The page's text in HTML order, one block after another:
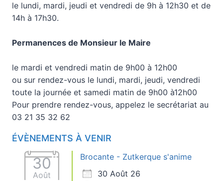
le lundi, mardi, jeudi et vendredi de 9h à 12h30 et de
14h à 17h30.
Permanences de Monsieur le Maire
le mardi et vendredi matin de 9h00 à 12h00
ou sur rendez-vous le lundi, mardi, jeudi, vendredi
toute la journée et samedi matin de 9h00 à12h00
Pour prendre rendez-vous, appelez le secrétariat au
03 21 35 32 62
ÉVÈNEMENTS À VENIR
30
Août
Brocante - Zutkerque s'anime
30 Août 26